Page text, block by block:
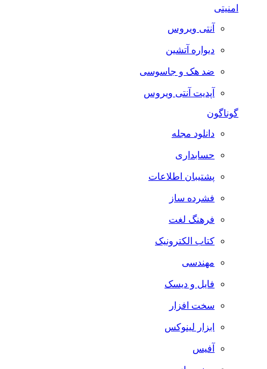
امنیتی
آنتی ویروس
دیواره آتشین
ضد هک و جاسوسی
آپدیت آنتی ویروس
گوناگون
دانلود مجله
حسابداری
پشتیبان اطلاعات
فشرده ساز
فرهنگ لغت
کتاب الکترونیک
مهندسی
فایل و دیسک
سخت افزار
ابزار لینوکس
آفیس